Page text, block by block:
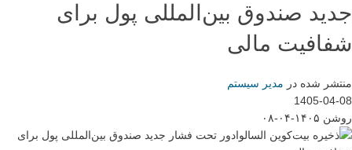
جدید صندوق بین‌المللی پول برای
شفافیت مالی
منتشر شده در مدیر سیستم
1405-04-08
روشن ۱۴۰۵-۰۴-۰۸